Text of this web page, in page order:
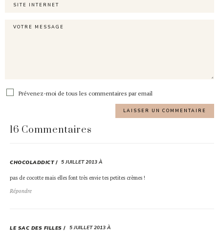
Prévenez-moi de tous les commentaires par email
16 Commentaires
CHOCOLADDICT 5 JUILLET 2013 À
pas de cocotte mais elles font très envie tes petites crèmes !
Répondre
LE SAC DES FILLES 5 JUILLET 2013 À